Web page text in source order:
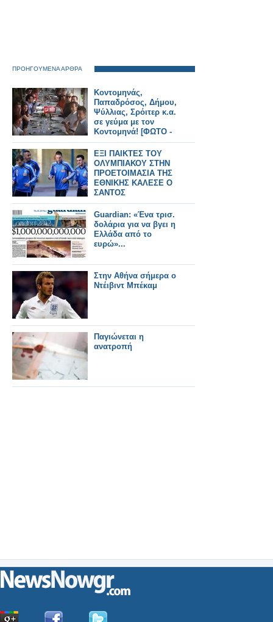
ΠΡΟΗΓΟΥΜΕΝΑ ΑΡΘΡΑ
Κοντομηνάς,
Παπαδρόσος, Δήμου,
Ψύλλιας, Σρόιτερ κ.α.
σε γεύμα με τον
Κοντομηνά! [ΦΩΤΟ -
ΝΤΟΚΟΥΜΕΝΤΑ]
ΕΞΙ ΠΑΙΚΤΕΣ ΤΟΥ
ΟΛΥΜΠΙΑΚΟΥ ΣΤΗΝ
ΠΡΟΕΤΟΙΜΑΣΙΑ ΤΗΣ
ΕΘΝΙΚΗΣ ΚΑΛΕΣΕ Ο
ΣΑΝΤΟΣ
Guardian: «Ένα τρισ.
δολάρια για να βγει η
Ελλάδα από το
ευρώ»...
Στην Αθήνα σήμερα ο
Ντέιβιντ Μπέκαμ
Παγιώνεται η
ανατροπή